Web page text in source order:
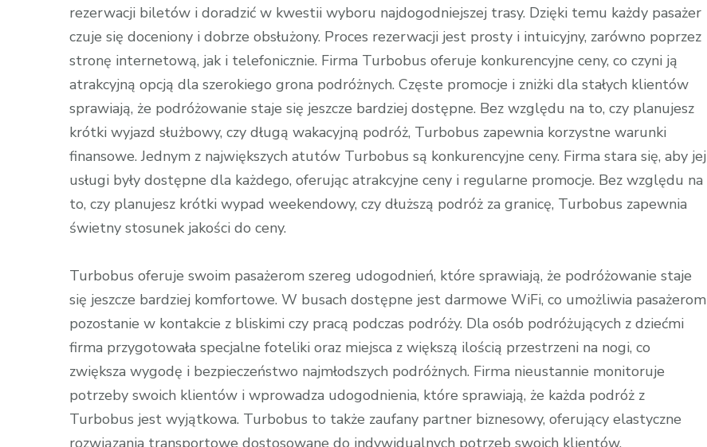
rezerwacji biletów i doradzić w kwestii wyboru najdogodniejszej trasy. Dzięki temu każdy pasażer
czuje się doceniony i dobrze obsłużony. Proces rezerwacji jest prosty i intuicyjny, zarówno poprzez
stronę internetową, jak i telefonicznie. Firma Turbobus oferuje konkurencyjne ceny, co czyni ją
atrakcyjną opcją dla szerokiego grona podróżnych. Częste promocje i zniżki dla stałych klientów
sprawiają, że podróżowanie staje się jeszcze bardziej dostępne. Bez względu na to, czy planujesz
krótki wyjazd służbowy, czy długą wakacyjną podróż, Turbobus zapewnia korzystne warunki
finansowe. Jednym z największych atutów Turbobus są konkurencyjne ceny. Firma stara się, aby jej
usługi były dostępne dla każdego, oferując atrakcyjne ceny i regularne promocje. Bez względu na
to, czy planujesz krótki wypad weekendowy, czy dłuższą podróż za granicę, Turbobus zapewnia
świetny stosunek jakości do ceny.
Turbobus oferuje swoim pasażerom szereg udogodnień, które sprawiają, że podróżowanie staje
się jeszcze bardziej komfortowe. W busach dostępne jest darmowe WiFi, co umożliwia pasażerom
pozostanie w kontakcie z bliskimi czy pracą podczas podróży. Dla osób podróżujących z dziećmi
firma przygotowała specjalne foteliki oraz miejsca z większą ilością przestrzeni na nogi, co
zwiększa wygodę i bezpieczeństwo najmłodszych podróżnych. Firma nieustannie monitoruje
potrzeby swoich klientów i wprowadza udogodnienia, które sprawiają, że każda podróż z
Turbobus jest wyjątkowa. Turbobus to także zaufany partner biznesowy, oferujący elastyczne